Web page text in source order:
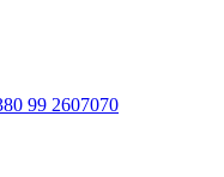
99 2607070